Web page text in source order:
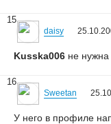
15
daisy
Kusska006 не нужна
16
Sweetan
У него в профиле